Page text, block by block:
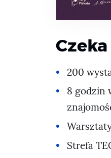
200
8 godzin
Strefa